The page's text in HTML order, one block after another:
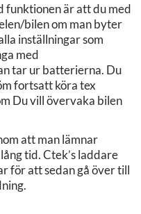
funktionen är att du med
bilen om man byter
inställningar som
med
tar ur batterierna. Du
fortsatt köra tex
Du vill övervaka bilen
att man lämnar
tid. Ctek’s laddare
för att sedan gå över till